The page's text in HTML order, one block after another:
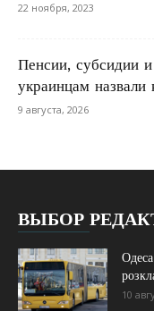
22 ноября, 2023
Пенсии, субсидии
украинцам назвали
9 августа, 2026
ВЫБОР
10